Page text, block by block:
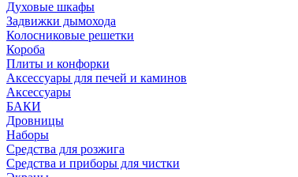
Духовые шкафы
Задвижки дымохода
Колосниковые решетки
Короба
Плиты и конфорки
Аксессуары для печей и каминов
Аксессуары
БАКИ
Дровницы
Наборы
Средства для розжига
Средства и приборы для чистки